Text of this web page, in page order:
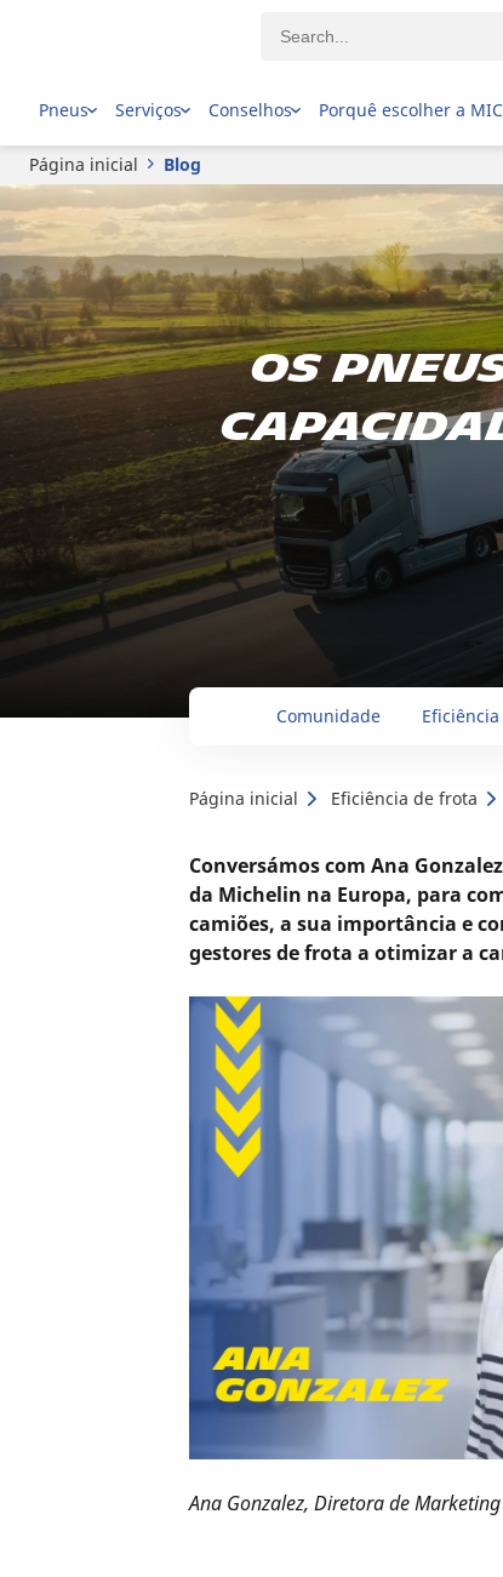
Pneus Serviços Conselhos Porquê escolher a
Página inicial Blog
Os
Comunidade
Página inicial Eficiência de frota
Conversámos com Ana
da Michelin na Europa, para
camiões, a sua importância e
gestores de frota a otimizar a
Ana Gonzalez, Diretora de